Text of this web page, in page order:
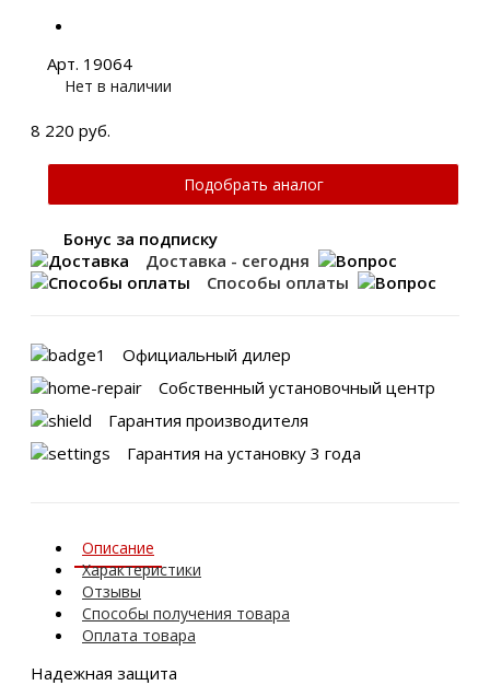
Арт. 19064
Нет в наличии
8 220 руб.
Подобрать аналог
Бонус за подписку
Доставка - сегодня
Способы оплаты
Официальный дилер
Собственный установочный центр
Гарантия производителя
Гарантия на установку 3 года
Описание
Характеристики
Отзывы
Способы получения товара
Оплата товара
Надежная защита